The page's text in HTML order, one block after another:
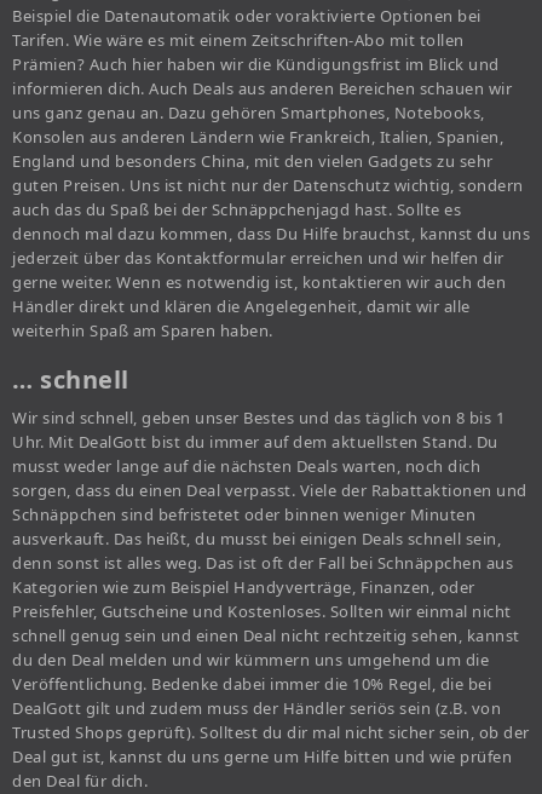
Beispiel die Datenautomatik oder voraktivierte Optionen bei
Tarifen. Wie wäre es mit einem Zeitschriften-Abo mit tollen
Prämien? Auch hier haben wir die Kündigungsfrist im Blick und
informieren dich. Auch Deals aus anderen Bereichen schauen wir
uns ganz genau an. Dazu gehören Smartphones, Notebooks,
Konsolen aus anderen Ländern wie Frankreich, Italien, Spanien,
England und besonders China, mit den vielen Gadgets zu sehr
guten Preisen. Uns ist nicht nur der Datenschutz wichtig, sondern
auch das du Spaß bei der Schnäppchenjagd hast. Sollte es
dennoch mal dazu kommen, dass Du Hilfe brauchst, kannst du uns
jederzeit über das Kontaktformular erreichen und wir helfen dir
gerne weiter. Wenn es notwendig ist, kontaktieren wir auch den
Händler direkt und klären die Angelegenheit, damit wir alle
weiterhin Spaß am Sparen haben.
… schnell
Wir sind schnell, geben unser Bestes und das täglich von 8 bis 1
Uhr. Mit DealGott bist du immer auf dem aktuellsten Stand. Du
musst weder lange auf die nächsten Deals warten, noch dich
sorgen, dass du einen Deal verpasst. Viele der Rabattaktionen und
Schnäppchen sind befristetet oder binnen weniger Minuten
ausverkauft. Das heißt, du musst bei einigen Deals schnell sein,
denn sonst ist alles weg. Das ist oft der Fall bei Schnäppchen aus
Kategorien wie zum Beispiel Handyverträge, Finanzen, oder
Preisfehler, Gutscheine und Kostenloses. Sollten wir einmal nicht
schnell genug sein und einen Deal nicht rechtzeitig sehen, kannst
du den Deal melden und wir kümmern uns umgehend um die
Veröffentlichung. Bedenke dabei immer die 10% Regel, die bei
DealGott gilt und zudem muss der Händler seriös sein (z.B. von
Trusted Shops geprüft). Solltest du dir mal nicht sicher sein, ob der
Deal gut ist, kannst du uns gerne um Hilfe bitten und wie prüfen
den Deal für dich.